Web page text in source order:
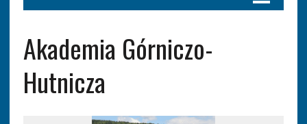
Akademia Górniczo-
Hutnicza